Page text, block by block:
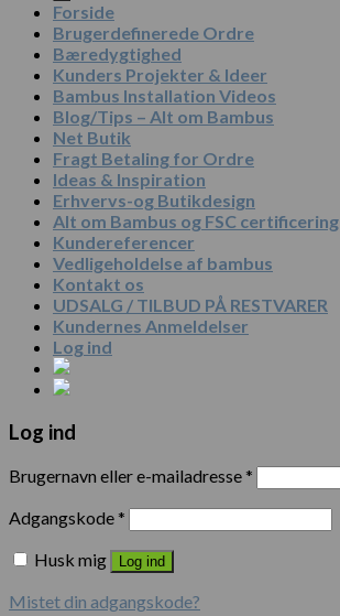
Forside
Brugerdefinerede Ordre
Bæredygtighed
Kunders Projekter & Ideer
Bambus Installation Videos
Blog/Tips – Alt om Bambus
Net Butik
Fragt Betaling for Ordre
Ideas & Inspiration
Erhvervs-og Butikdesign
Alt om Bambus og FSC certificering
Kundereferencer
Vedligeholdelse af bambus
Kontakt os
UDSALG / TILBUD PÅ RESTVARER
Kundernes Anmeldelser
Log ind
Log ind
Brugernavn eller e-mailadresse*
Adgangskode*
Husk mig
Log ind
Mistet din adgangskode?